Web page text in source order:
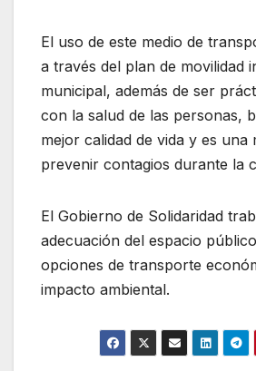
El uso de este medio de
a través del plan de movilidad
municipal, además de ser
con la salud de las personas,
mejor calidad de vida y es una
prevenir contagios durante la
El Gobierno de Solidaridad
adecuación del espacio
opciones de transporte
impacto ambiental.